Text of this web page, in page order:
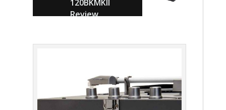
120BKMKII
Review